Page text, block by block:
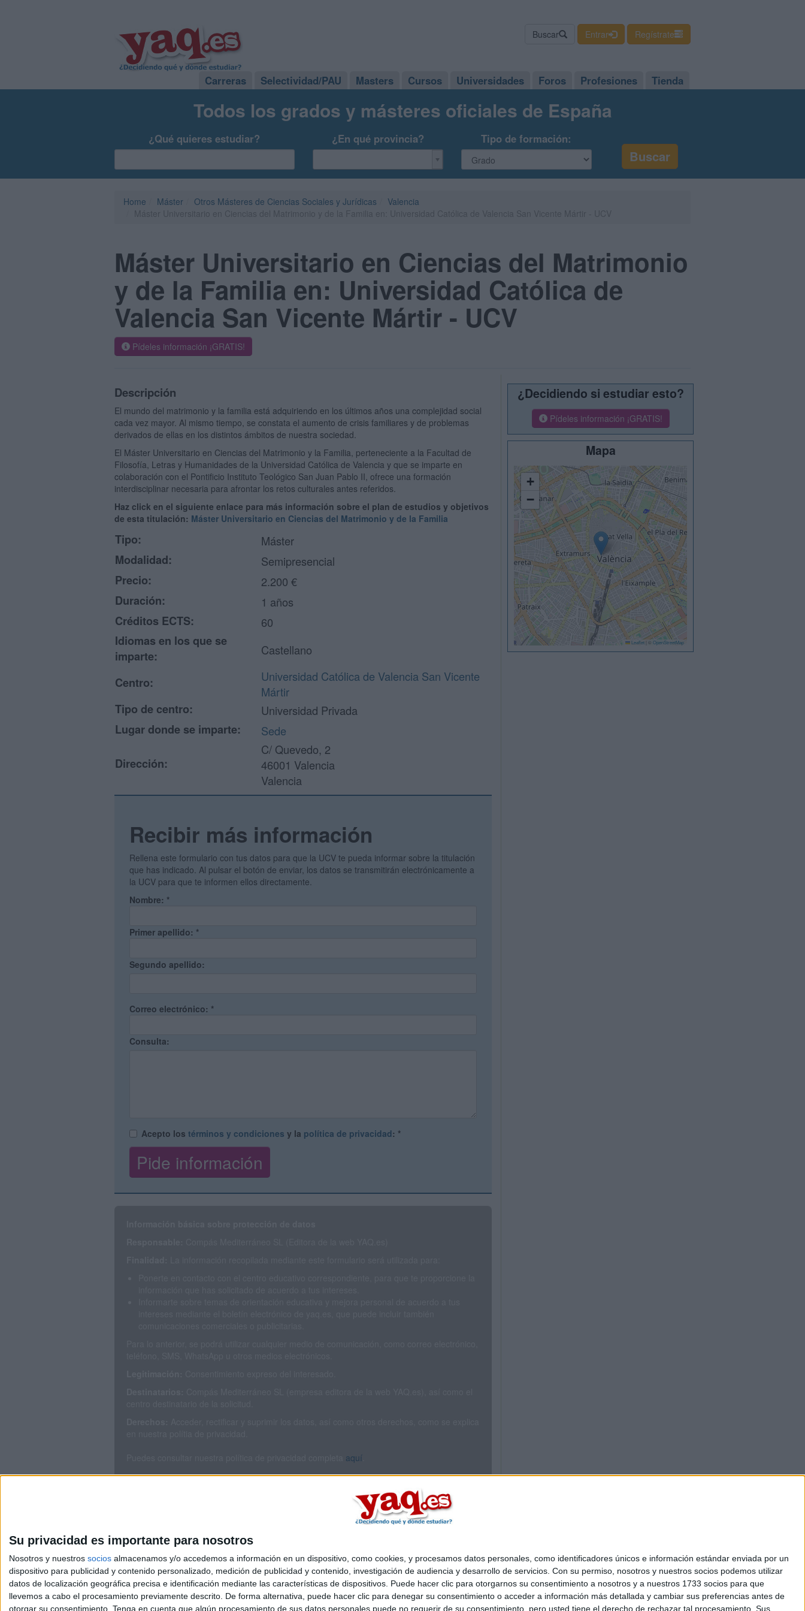
Su privacidad es importante para nosotros
Nosotros y nuestros socios almacenamos y/o accedemos a información en un dispositivo, como cookies, y procesamos datos personales, como identificadores únicos e información estándar enviada por un
dispositivo para publicidad y contenido personalizado, medición de publicidad y contenido, investigación de audiencia y desarrollo de servicios. Con su permiso, nosotros y nuestros socios podemos utilizar
datos de localización geográfica precisa e identificación mediante las características de dispositivos. Puede hacer clic para otorgarnos su consentimiento a nosotros y a nuestros 1733 socios para que
llevemos a cabo el procesamiento previamente descrito. De forma alternativa, puede hacer clic para denegar su consentimiento o acceder a información más detallada y cambiar sus preferencias antes de
otorgar su consentimiento. Tenga en cuenta que algún procesamiento de sus datos personales puede no requerir de su consentimiento, pero usted tiene el derecho de rechazar tal procesamiento. Sus
Buscar Entrar Regístrate
Carreras Selectividad/PAU Masters Cursos Universidades Foros Profesiones Tienda
Todos los grados y másteres oficiales de España
¿Qué quieres estudiar? ¿En qué provincia? Tipo de formación:
Home Máster Otros Másteres de Ciencias Sociales y Jurídicas
Valencia
Máster Universitario en Ciencias del Matrimonio
y de la Familia en: Universidad Católica de
Valencia San Vicente Mártir - UCV
Pídeles información ¡GRATIS!
Descripción
El mundo del matrimonio y la familia está adquiriendo en los últimos años una complejidad social
cada vez mayor. Al mismo tiempo, se constata el aumento de crisis familiares y de problemas
derivados de ellas en los distintos ámbitos de nuestra sociedad.
El Máster Universitario en Ciencias del Matrimonio y la Familia, perteneciente a la Facultad de
Filosofía, Letras y Humanidades de la Universidad Católica de Valencia y que se imparte en
colaboración con el Pontificio Instituto Teológico San Juan Pablo II, ofrece una formación
interdisciplinar necesaria para afrontar los retos culturales antes referidos.
Haz click en el siguiente enlace para más información sobre el plan de estudios y objetivos
de esta titulación: Máster Universitario en Ciencias del Matrimonio y de la Familia
Tipo:
Máster
Modalidad:
Semipresencial
Precio:
2.200 €
Duración:
1 años
Créditos ECTS:
60
Idiomas en los que se
imparte:
Castellano
Centro:
Universidad Católica de Valencia San Vicente
Mártir
Tipo de centro:
Universidad Privada
Lugar donde se imparte:
Sede
Dirección:
C/ Quevedo, 2
46001 Valencia
Valencia
Recibir más información
Rellena este formulario con tus datos para que la UCV te pueda informar sobre la titulación
que has indicado. Al pulsar el botón de enviar, los datos se transmitirán electrónicamente a
la UCV para que te informen ellos directamente.
Nombre: *
Primer apellido: *
Segundo apellido:
Correo electrónico: *
Consulta:
Acepto los términos y condiciones y la política de privacidad: *
aquí
¿Decidiendo si estudiar esto?
Pídeles información ¡GRATIS!
Mapa
+
−
Leaflet © OpenStreetMap
Quiénes somos|Contactar|Anúnciate
Aviso legal|Politica de privacidad|Condiciones generales|Política de cookies
© 2003-2026Compás Mediterráneo S.L.- Diego de León 47 - 28006 Madrid [ESPAÑA] - Tel. +34 91 593 2767